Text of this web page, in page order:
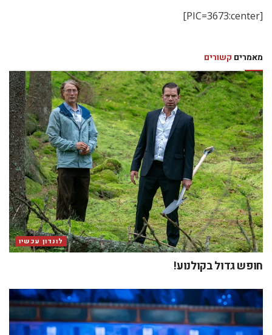
[PIC=3673:center]
מאמרים קשורים
לונדון עכשיו
חופש גדול בקולנוע!